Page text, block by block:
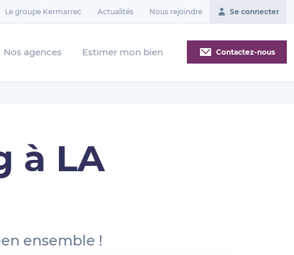
Le groupe Kermarrec Actualités Nous rejoindre Se connecter
Nos agences Estimer mon bien Contactez-nous
à LA
ensemble !